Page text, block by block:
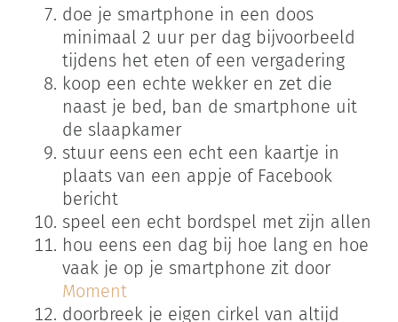
doe je smartphone in een doos
minimaal 2 uur per dag bijvoorbeeld
tijdens het eten of een vergadering
koop een echte wekker en zet die
naast je bed, ban de smartphone uit
de slaapkamer
stuur eens een echt een kaartje in
plaats van een appje of Facebook
bericht
speel een echt bordspel met zijn allen
hou eens een dag bij hoe lang en hoe
vaak je op je smartphone zit door
Moment
doorbreek je eigen cirkel van altijd